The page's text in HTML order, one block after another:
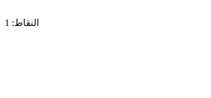
النقاط: 1